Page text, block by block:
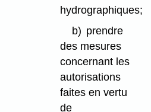
hydrographiques;
b) prendre
des mesures
concernant les
autorisations
faites en vertu
de